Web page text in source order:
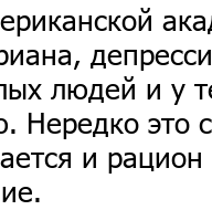
людей и у
Нередко это
и